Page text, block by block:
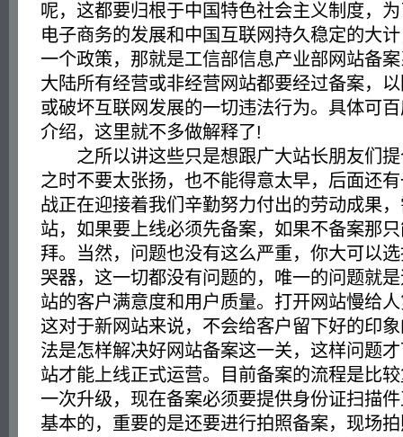
呢，这都要归根于中国特色社会主义制度，
电子商务的发展和中国互联网持久稳定的大
一个政策，那就是工信部信息产业部网站备
大陆所有经营或非经营网站都要经过备案，
或破坏互联网发展的一切违法行为。具体可
介绍，这里就不多做解释了!
之所以讲这些只是想跟广大站长朋友们提
之时不要太张扬，也不能得意太早，后面还
战正在迎接着我们辛勤努力付出的劳动成果
站，如果要上线必须先备案，如果不备案那
拜。当然，问题也没有这么严重，你大可以
哭器，这一切都没有问题的，唯一的问题就
站的客户满意度和用户质量。打开网站慢给
这对于新网站来说，不会给客户留下好的印
法是怎样解决好网站备案这一关，这样问题
站才能上线正式运营。目前备案的流程是比
一次升级，现在备案必须要提供身份证扫描
基本的，重要的是还要进行拍照备案，现场